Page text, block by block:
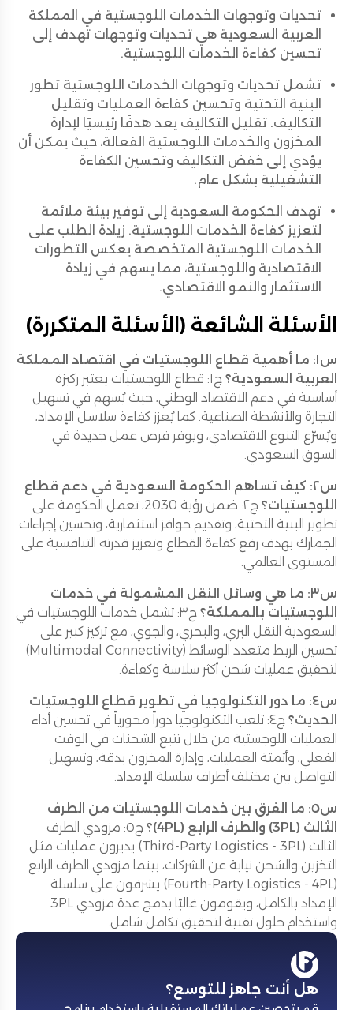
تحديات وتوجهات الخدمات اللوجستية في المملكة
العربية السعودية هي تحديات وتوجهات تهدف إلى
تحسين كفاءة الخدمات اللوجستية.
تشمل تحديات وتوجهات الخدمات اللوجستية تطور
البنية التحتية وتحسين كفاءة العمليات وتقليل
التكاليف. تقليل التكاليف يعد هدفًا رئيسيًا لإدارة
المخزون والخدمات اللوجستية الفعالة، حيث يمكن أن
يؤدي إلى خفض التكاليف وتحسين الكفاءة
التشغيلية بشكل عام.
تهدف الحكومة السعودية إلى توفير بيئة ملائمة
لتعزيز كفاءة الخدمات اللوجستية. زيادة الطلب على
الخدمات اللوجستية المتخصصة يعكس التطورات
الاقتصادية واللوجستية، مما يسهم في زيادة
الاستثمار والنمو الاقتصادي.
الأسئلة الشائعة (الأسئلة المتكررة)
س١: ما أهمية قطاع اللوجستيات في اقتصاد المملكة
العربية السعودية؟
ج١: قطاع اللوجستيات يعتبر ركيزة
أساسية في دعم الاقتصاد الوطني، حيث يُسهم في تسهيل
التجارة والأنشطة الصناعية. كما يُعزز كفاءة سلاسل الإمداد،
ويُسرّع التنوع الاقتصادي، ويوفر فرص عمل جديدة في
السوق السعودي.
س٢: كيف تساهم الحكومة السعودية في دعم قطاع
اللوجستيات؟
ج٢: ضمن رؤية 2030، تعمل الحكومة على
تطوير البنية التحتية، وتقديم حوافز استثمارية، وتحسين إجراءات
الجمارك بهدف رفع كفاءة القطاع وتعزيز قدرته التنافسية على
المستوى العالمي.
س٣: ما هي وسائل النقل المشمولة في خدمات
اللوجستيات بالمملكة؟
ج٣: تشمل خدمات اللوجستيات في
السعودية النقل البري، والبحري، والجوي، مع تركيز كبير على
تحسين الربط متعدد الوسائط (Multimodal Connectivity)
لتحقيق عمليات شحن أكثر سلاسة وكفاءة.
س٤: ما دور التكنولوجيا في تطوير قطاع اللوجستيات
الحديث؟
ج٤: تلعب التكنولوجيا دوراً محورياً في تحسين أداء
العمليات اللوجستية من خلال تتبع الشحنات في الوقت
الفعلي، وأتمتة العمليات، وإدارة المخزون بدقة، وتسهيل
التواصل بين مختلف أطراف سلسلة الإمداد.
س٥: ما الفرق بين خدمات اللوجستيات من الطرف
الثالث (3PL) والطرف الرابع (4PL)؟
ج٥: مزودي الطرف
الثالث (Third-Party Logistics - 3PL) يديرون عمليات مثل
التخزين والشحن نيابة عن الشركات، بينما مزودي الطرف الرابع
(Fourth-Party Logistics - 4PL) يشرفون على سلسلة
الإمداد بالكامل، ويقومون غالبًا بدمج عدة مزودي 3PL
واستخدام حلول تقنية لتحقيق تكامل شامل.
هل أنت جاهز للتوسع؟